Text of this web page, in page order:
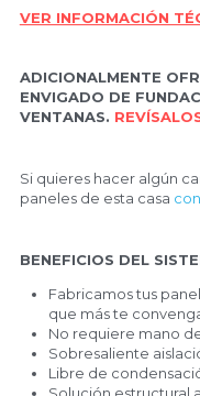
VER INFORMACIÓN
ADICIONALMENTE
ENVIGADO DE
VENTANAS.
Si quieres hacer algún
paneles de esta casa
BENEFICIOS DEL
Fabricamos tus
que más te
No requiere mano
Sobresaliente
Libre de